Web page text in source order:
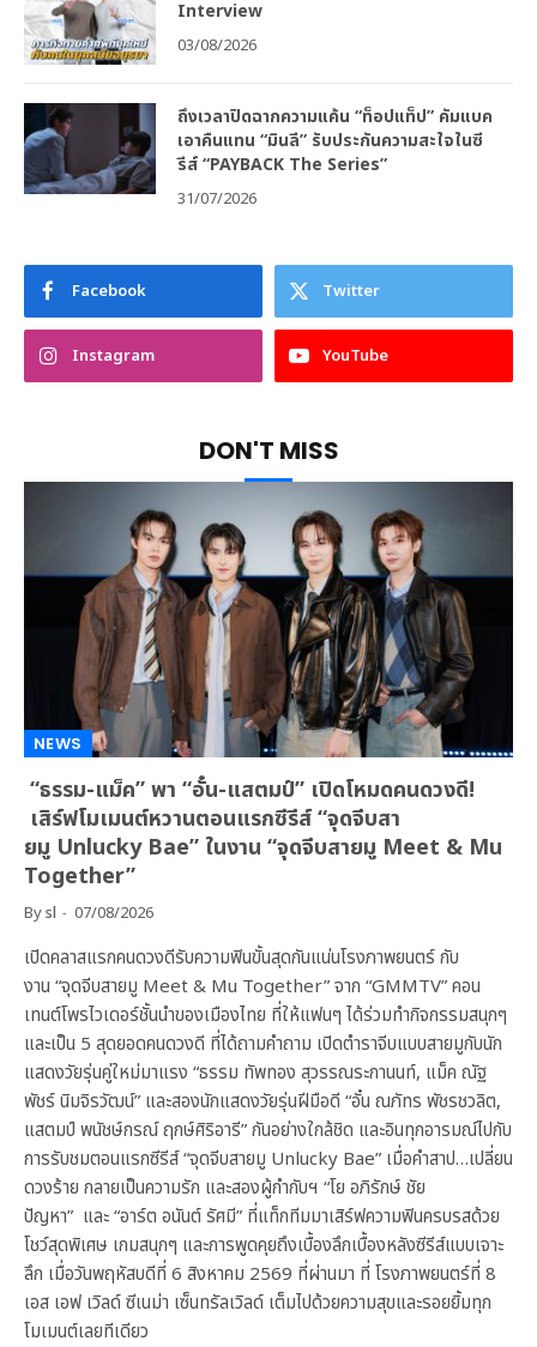
Interview
03/08/2026
ถึงเวลาปิดฉากความแค้น “ท็อปแท็ป” คัมแบค
เอาคืนแทน “มินลี” รับประกันความสะใจในซี
รีส์ “PAYBACK The Series”
31/07/2026
Facebook Twitter
Instagram YouTube
DON'T MISS
NEWS
“ธรรม-แม็ค” พา “อั๋น-แสตมป์” เปิดโหมดคนดวงดี!
เสิร์ฟโมเมนต์หวานตอนแรกซีรีส์ “จุดจีบสา
ยมู Unlucky Bae” ในงาน “จุดจีบสายมู Meet & Mu
Together”
Bysl 07/08/2026
เปิดคลาสแรกคนดวงดีรับความฟินขั้นสุดกันแน่นโรงภาพยนตร์ กับ
งาน “จุดจีบสายมู Meet & Mu Together” จาก “GMMTV” คอน
เทนต์โพรไวเดอร์ชั้นนำของเมืองไทย ที่ให้แฟนๆ ได้ร่วมทำกิจกรรมสนุกๆ
และเป็น 5 สุดยอดคนดวงดี ที่ได้ถามคำถาม เปิดตำราจีบแบบสายมูกับนัก
แสดงวัยรุ่นคู่ใหม่มาแรง “ธรรม ทัพทอง สุวรรณระกานนท์, แม็ค ณัฐ
พัชร์ นิมจิรวัฒน์” และสองนักแสดงวัยรุ่นฝีมือดี “อั๋น ณภัทร พัชรชวลิต,
แสตมป์ พนัชษ์กรณ์ ฤกษ์ศิริอารี” กันอย่างใกล้ชิด และอินทุกอารมณ์ไปกับ
การรับชมตอนแรกซีรีส์ “จุดจีบสายมู Unlucky Bae” เมื่อคำสาป…เปลี่ยน
ดวงร้าย กลายเป็นความรัก และสองผู้กำกับฯ “โย อภิรักษ์ ชัย
ปัญหา” และ “อาร์ต อนันต์ รัศมี” ที่แท็กทีมมาเสิร์ฟความฟินครบรสด้วย
โชว์สุดพิเศษ เกมสนุกๆ และการพูดคุยถึงเบื้องลึกเบื้องหลังซีรีส์แบบเจาะ
ลึก เมื่อวันพฤหัสบดีที่ 6 สิงหาคม 2569 ที่ผ่านมา ที่ โรงภาพยนตร์ที่ 8
เอส เอฟ เวิลด์ ซีเนม่า เซ็นทรัลเวิลด์ เต็มไปด้วยความสุขและรอยยิ้มทุก
โมเมนต์เลยทีเดียว